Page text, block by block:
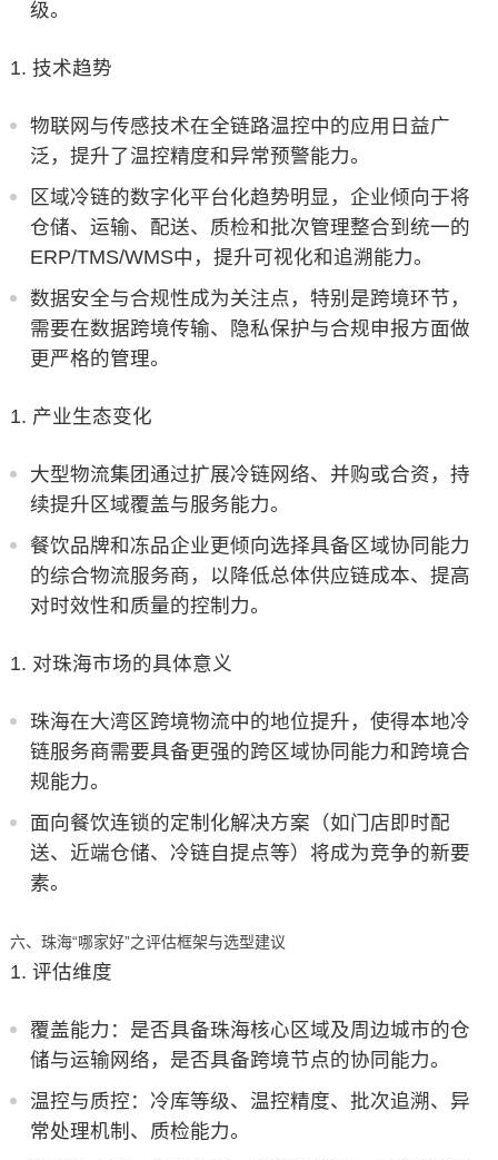
级。
技术趋势
物联网与传感技术在全链路温控中的应用日益广
泛，提升了温控精度和异常预警能力。
区域冷链的数字化平台化趋势明显，企业倾向于将
仓储、运输、配送、质检和批次管理整合到统一的
ERP/TMS/WMS中，提升可视化和追溯能力。
数据安全与合规性成为关注点，特别是跨境环节，
需要在数据跨境传输、隐私保护与合规申报方面做
更严格的管理。
产业生态变化
大型物流集团通过扩展冷链网络、并购或合资，持
续提升区域覆盖与服务能力。
餐饮品牌和冻品企业更倾向选择具备区域协同能力
的综合物流服务商，以降低总体供应链成本、提高
对时效性和质量的控制力。
对珠海市场的具体意义
珠海在大湾区跨境物流中的地位提升，使得本地冷
链服务商需要具备更强的跨区域协同能力和跨境合
规能力。
面向餐饮连锁的定制化解决方案（如门店即时配
送、近端仓储、冷链自提点等）将成为竞争的新要
素。
六、珠海“哪家好”之评估框架与选型建议
评估维度
覆盖能力：是否具备珠海核心区域及周边城市的仓
储与运输网络，是否具备跨境节点的协同能力。
温控与质控：冷库等级、温控精度、批次追溯、异
常处理机制、质检能力。